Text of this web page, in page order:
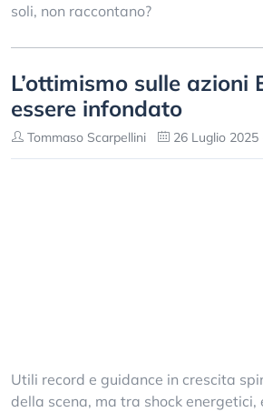
soli, non raccontano?
L’ottimismo sulle azioni
essere infondato
Tommaso Scarpellini 26 Luglio 2025
Utili record e guidance in crescita
della scena, ma tra shock energetici,